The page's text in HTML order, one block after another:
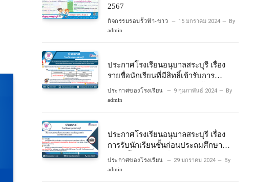
2567
กิจกรรมรอบรั้วฟ้า-ขาว 15 มกราคม 2024 By
admin
ประกาศโรงเรียนอนุบาลสระบุรี เรื่อง
รายชื่อนักเรียนที่มีสิทธิ์เข้ารับการ
ประเมินความพร้อมเข้าเรียนชั้นประถม
ศึกษาปีที่ 1 โครงการห้องเรียนพิเศษ
ประกาศของโรงเรียน 9 กุมภาพันธ์ 2024 By
admin
ประกาศโรงเรียนอนุบาลสระบุรี เรื่อง
การรับนักเรียนชั้นก่อนประถมศึกษา
ระดับชั้นอนุบาลปีที่ 2 ประจําปีการศึกษา
2567
ประกาศของโรงเรียน 29 มกราคม 2024 By
admin